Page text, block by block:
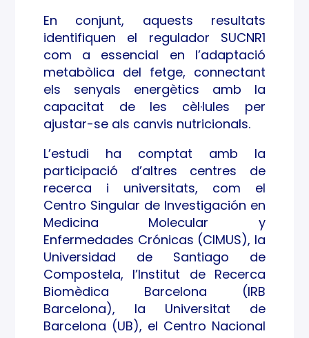
En conjunt, aquests resultats
identifiquen el regulador SUCNR1
com a essencial en l’adaptació
metabòlica del fetge, connectant
els senyals energètics amb la
capacitat de les cèl·lules per
ajustar-se als canvis nutricionals.
L’estudi ha comptat amb la
participació d’altres centres de
recerca i universitats, com el
Centro Singular de Investigación en
Medicina Molecular y
Enfermedades Crónicas (CIMUS), la
Universidad de Santiago de
Compostela, l’Institut de Recerca
Biomèdica Barcelona (IRB
Barcelona), la Universitat de
Barcelona (UB), el Centro Nacional